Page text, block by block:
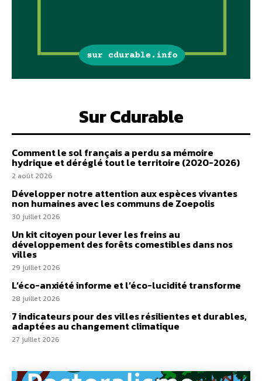
Sur Cdurable
Comment le sol français a perdu sa mémoire
hydrique et déréglé tout le territoire (2020-2026)
2 août 2026
Développer notre attention aux espèces vivantes
non humaines avec les communs de Zoepolis
30 juillet 2026
Un kit citoyen pour lever les freins au
développement des forêts comestibles dans nos
villes
29 juillet 2026
L’éco-anxiété informe et l’éco-lucidité transforme
28 juillet 2026
7 indicateurs pour des villes résilientes et durables,
adaptées au changement climatique
27 juillet 2026